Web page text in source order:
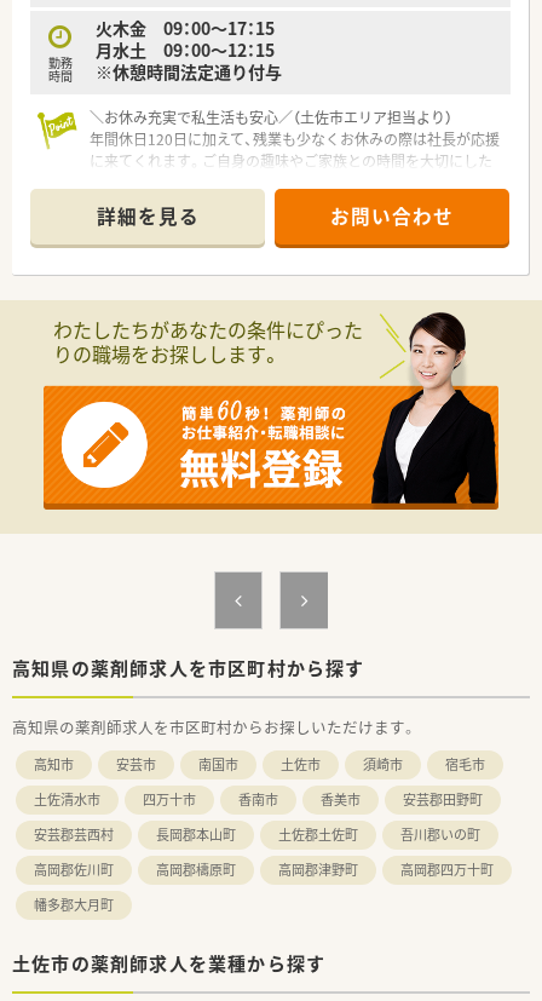
勤務
時間
火木金 09：00〜17：15
月水土 09：00〜12：15
※休憩時間法定通り付与
＼お休み充実で私生活も安心／（土佐市エリア担当より）
年間休日120日に加えて、残業も少なくお休みの際は社長が応援
に来てくれます。ご自身の趣味やご家族との時間を大切にした
【店舗情報と応需状況について】
■近隣の内科医院からの処方箋をメインに、1日平均30枚程度を
応需している地域密着型の店舗です。
■処方箋枚数が落ち着いており、ゆったりとしたペースで患者様
一人ひとりと向き合える職場環境です。
【法人特徴について】
■高知県内に複数店舗を展開しており、地域医療の発展に積極的
に貢献している地元密着型の企業です。
■自治体と協力した栄養管理やフレイル予防など、調剤業務の枠
を超えた健康サポートを実施しています。
■年に1回は健康フェアを開催するなど、地域住民との交流や健
康啓発活動にも非常に熱心な法人です。
【求人情報について】
■提示年収は550万円から600万円となっており、ご経験や面接
120日とプライベートも充実できます。
■県外からの転居を伴う場合は、最大5万円の住宅手当や引越し
【想定される業務内容】
■充実した設備を活用し、調剤から監査、投薬、服薬指導までの
一連の業務を一人でご担当いただきます。
■立ち投薬のスタイルですが、投薬時には患者様のお席までお薬
を持っていき丁寧な説明を行います。
■レセプト等の医療事務業務は専任の事務スタッフが担当する
ため、薬剤師業務に専念できる環境です。
詳細を見る お問い合わせ
わたしたちがあなたの条件にぴった
りの職場をお探しします。
高知県の薬剤師求人を市区町村から探す
高知県の薬剤師求人を市区町村からお探しいただけます。
高知市 安芸市 南国市 土佐市 須崎市
宿毛市
土佐清水市
四万十市 香南市 香美市
安芸郡田野町
安芸郡芸西村
長岡郡本山町 土佐郡土佐町
吾川郡いの町
高岡郡佐川町
高岡郡檮原町 高岡郡津野町
高岡郡四万十町
幡多郡大月町
土佐市の薬剤師求人を業種から探す